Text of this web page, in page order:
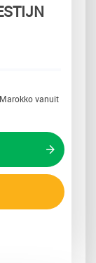
vanuit